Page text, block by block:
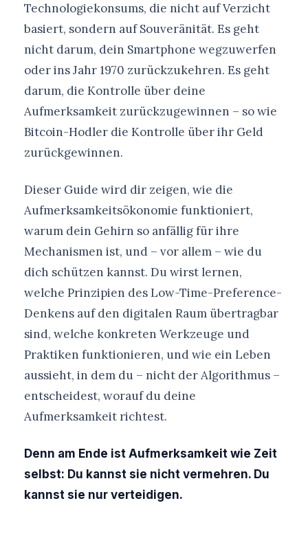
Technologiekonsums, die nicht auf Verzicht
basiert, sondern auf Souveränität. Es geht
nicht darum, dein Smartphone wegzuwerfen
oder ins Jahr 1970 zurückzukehren. Es geht
darum, die Kontrolle über deine
Aufmerksamkeit zurückzugewinnen – so wie
Bitcoin-Hodler die Kontrolle über ihr Geld
zurückgewinnen.
Dieser Guide wird dir zeigen, wie die
Aufmerksamkeitsökonomie funktioniert,
warum dein Gehirn so anfällig für ihre
Mechanismen ist, und – vor allem – wie du
dich schützen kannst. Du wirst lernen,
welche Prinzipien des Low-Time-Preference-
Denkens auf den digitalen Raum übertragbar
sind, welche konkreten Werkzeuge und
Praktiken funktionieren, und wie ein Leben
aussieht, in dem du – nicht der Algorithmus –
entscheidest, worauf du deine
Aufmerksamkeit richtest.
Denn am Ende ist Aufmerksamkeit wie Zeit
selbst: Du kannst sie nicht vermehren. Du
kannst sie nur verteidigen.